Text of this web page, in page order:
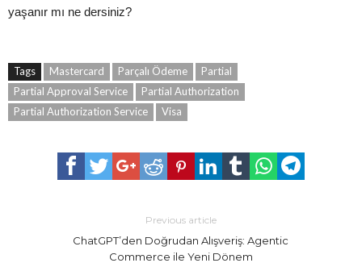
yaşanır mı ne dersiniz?
Tags Mastercard Parçalı Ödeme
Partial
Partial Approval Service
Partial Authorization
Partial Authorization Service
Visa
Previous article
ChatGPT’den Doğrudan Alışveriş: Agentic
Commerce ile Yeni Dönem